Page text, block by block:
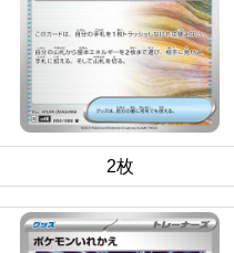
2枚